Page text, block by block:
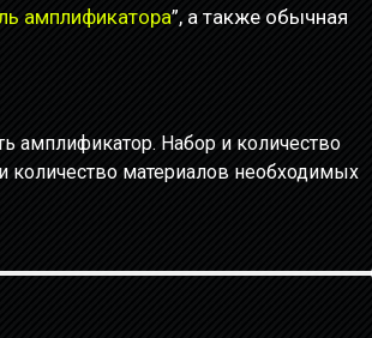
амплификатора”, а также обычная
амплификатор. Набор и количество
количество материалов необходимых